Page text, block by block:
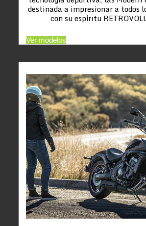
destinada a impresionar a todos
con su espíritu
Ver modelos